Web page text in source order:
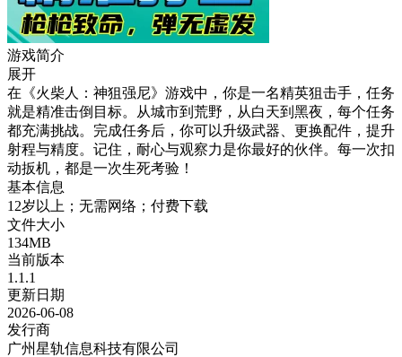
游戏简介
展开
在《火柴人：神狙强尼》游戏中，你是一名精英狙击手，任务
就是精准击倒目标。从城市到荒野，从白天到黑夜，每个任务
都充满挑战。完成任务后，你可以升级武器、更换配件，提升
射程与精度。记住，耐心与观察力是你最好的伙伴。每一次扣
动扳机，都是一次生死考验！
基本信息
12岁以上；无需网络；付费下载
文件大小
134MB
当前版本
1.1.1
更新日期
2026-06-08
发行商
广州星轨信息科技有限公司